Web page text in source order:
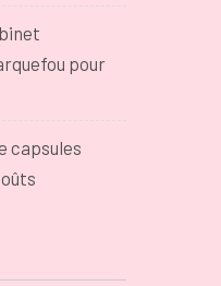
pour
capsules